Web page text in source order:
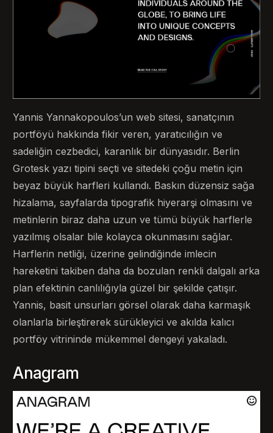
Yannis Yannakopoulos’un web sitesi, sanatçının
portföyü hakkında fikir veren, yaratıcılığın ve
sadeliğin cezbedici, karanlık bir dünyasıdır. Berlin
Grotesk yazı tipini seçti ve sitedeki çoğu metin için
beyaz büyük harfleri kullandı. Baskın düzensiz sağa
hizalama, sayfalarda tipografik hiyerarşi olmasını ve
metinlerin biraz daha uzun ve tümü büyük harflerle
yazılmış olsalar bile kolayca okunmasını sağlar.
Harflerin netliği, üzerine gelindiğinde imlecin
hareketini takiben daha da bozulan renkli dalgalı arka
plan efektinin canlılığıyla güzel bir şekilde çatışır.
Yannis, basit unsurları görsel olarak daha karmaşık
olanlarla birleştirerek sürükleyici ve akılda kalıcı
portföy vitrininde mükemmel dengeyi yakaladı.
Anagram